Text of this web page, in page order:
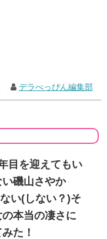
デラべっぴん編集部
目を迎えてもい
磯山さやか
い(しない？)そ
本当の凄さに
た！